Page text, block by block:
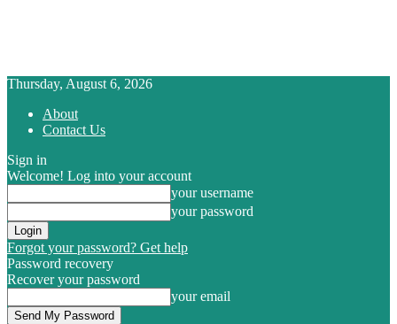
Thursday, August 6, 2026
About
Contact Us
Sign in
Welcome! Log into your account
your username
your password
Forgot your password? Get help
Password recovery
Recover your password
your email